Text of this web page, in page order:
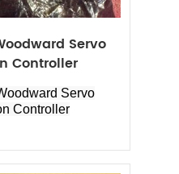
Servo
Controller
Servo
Controller